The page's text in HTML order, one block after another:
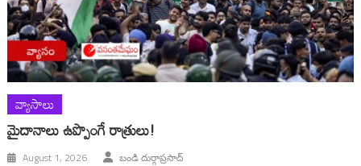
వ్యాసాలు
మైదానాలు ఉప్పొంగే రాత్రులు!
August 1, 2026 బండి దుర్గాప్రసాద్